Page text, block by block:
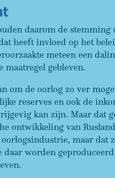
daarom de stemming
heeft invloed op het
meteen een
maatregel gebleven.
om de oorlog zo ver
reserves en ook de
kan zijn. Maar dat
ontwikkeling van
maar dat
worden